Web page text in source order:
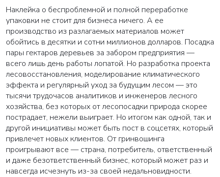
Наклейка о беспроблемной и полной переработке
упаковки не стоит для бизнеса ничего. А ее
производство из разлагаемых материалов может
обойтись в десятки и сотни миллионов долларов. Посадка
пары гектаров деревьев за забором предприятия —
всего лишь день работы лопатой. Но разработка проекта
лесовосстановления, моделирование климатического
эффекта и регулярный уход за будущим лесом — это
тысячи трудочасов аналитиков и инженеров лесного
хозяйства, без которых от лесопосадки природа скорее
пострадает, нежели выиграет. Но итогом как одной, так и
другой инициативы может быть пост в соцсетях, который
привлечет новых клиентов. От гринвошинга
проигрывают все — страна, потребитель, ответственный
и даже безответственный бизнес, который может раз и
навсегда исчезнуть из-за своей недальновидности.